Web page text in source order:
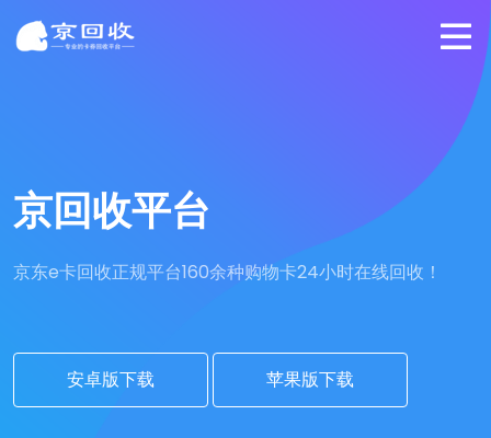
京回收平台
京东e卡回收正规平台160余种购物卡24小时在线回收！
安卓版下载 苹果版下载